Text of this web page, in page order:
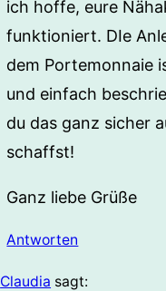
ich hoffe, eure
funktioniert. DIe
dem Portemonnaie
und einfach
du das ganz sicher
schaffst!
Ganz liebe Grüße
Antworten
Claudia sagt: